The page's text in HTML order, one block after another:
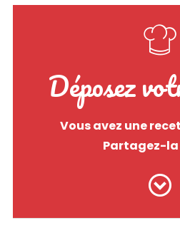
Déposez
Vous avez une
Partagez-la